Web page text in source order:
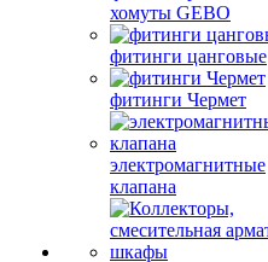
хомуты GEBO
фитинги цанговые
фитинги Чермет
электромагнитные
клапана